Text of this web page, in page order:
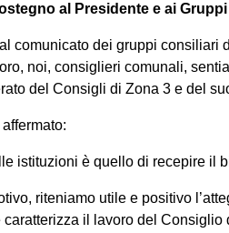
al Presidente e ai
al comunicato dei gruppi
noi, consiglieri comunali,
del Consigli di Zona 3 e del
istituzioni è quello di recepire il
riteniamo utile e positivo
il lavoro del Consiglio